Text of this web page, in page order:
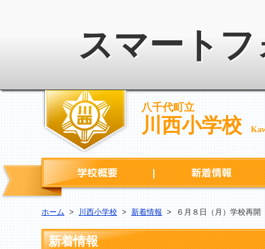
スマート
八千代町立
川西小学校
学校概要
ホーム > 川西小学校 > 新着情報 > ６月８日（月）学校再開
新着情報